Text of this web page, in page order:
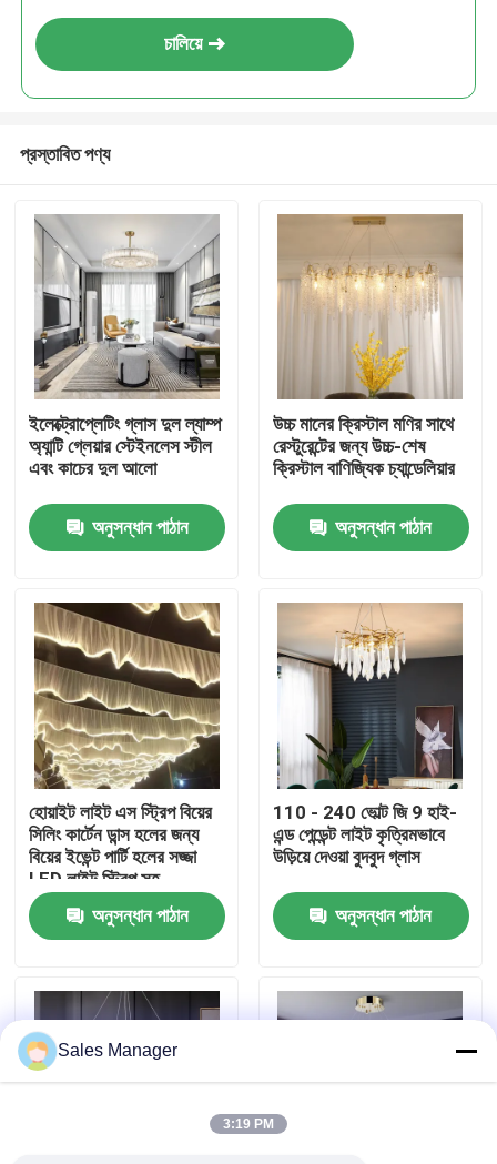
আমাদের সম্বন্ধে
কারখানা পরিদর্শন
গুণমান নিয়ন্ত্রণ
আমাদের সাথে যোগাযোগ
একটি উদ্ধৃতি অনুরোধ করুন
দুল চ্যান্ডেলাইয়ার লাইট
কাস্টম চ্যান্ডেলিয়ার
চালিয়ে
প্রস্তাবিত পণ্য
ইলেক্ট্রোপ্লেটিং গ্লাস দুল ল্যাম্প
অ্যান্টি গ্লেয়ার স্টেইনলেস স্টীল
এবং কাচের দুল আলো
অনুসন্ধান পাঠান
উচ্চ মানের ক্রিস্টাল মণির সাথে
রেস্টুরেন্টের জন্য উচ্চ-শেষ
ক্রিস্টাল বাণিজ্যিক চ্যান্ডেলিয়ার
অনুসন্ধান পাঠান
হোয়াইট লাইট এস স্ট্রিপ বিয়ের
সিলিং কার্টেন ডান্স হলের জন্য
বিয়ের ইভেন্ট পার্টি হলের সজ্জা
LED লাইট স্ট্রিপ সহ
অনুসন্ধান পাঠান
110 - 240 ভোল্ট জি 9 হাই-
এন্ড পেন্ডেন্ট লাইট কৃত্রিমভাবে
উড়িয়ে দেওয়া বুদবুদ গ্লাস
অনুসন্ধান পাঠান
Sales Manager
3:19 PM